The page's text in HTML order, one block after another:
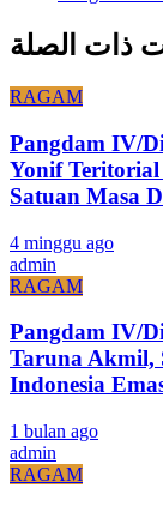
RAGAM
Pangdam IV/
Yonif Teritorial
Satuan Masa
4 minggu ago
admin
RAGAM
Pangdam IV/
Taruna Akmil,
Indonesia
1 bulan ago
admin
RAGAM